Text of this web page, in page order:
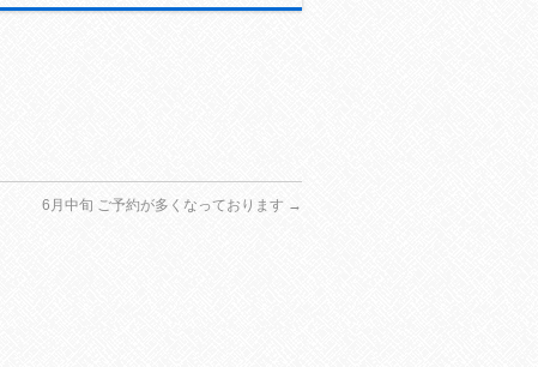
6月中旬 ご予約が多くなっております →